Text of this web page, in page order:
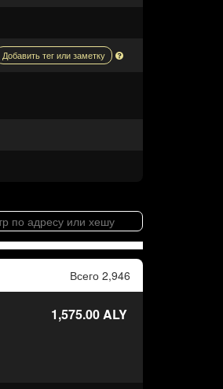
Добавить тег или заметку
Всего 2,946
1,575.00ALY